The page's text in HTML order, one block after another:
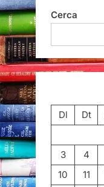
Cerca
Dl
Dt
3
4
10
11